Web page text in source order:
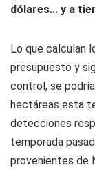
dólares... y a
Lo que calculan
presupuesto y
control, se
hectáreas esta
detecciones
temporada
provenientes de